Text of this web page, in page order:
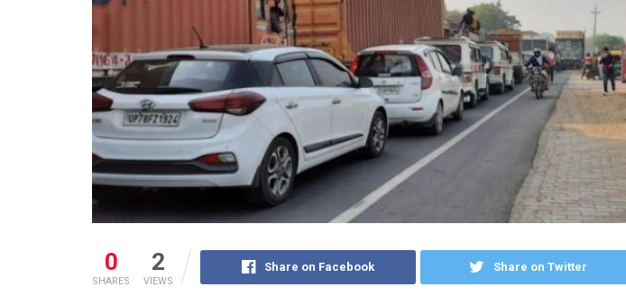
0
SHARES
2
VIEWS
Share on Facebook Share on Twitter